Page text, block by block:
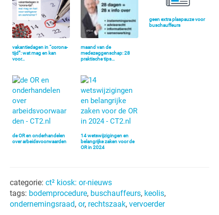
vakantiedagen in “corona-
tijd”: wat mag en kan
voor…
maand van de
medezeggenschap: 28
praktische tips…
geen extra plaspauze voor
buschauffeurs
de OR en onderhandelen
over arbeidsvoorwaarden
14 wetswijzigingen en
belangrijke zaken voor de
OR in 2024
categorie: ct² kiosk: or-nieuws
tags: bodemprocedure, buschauffeurs, keolis,
ondernemingsraad, or, rechtszaak, vervoerder